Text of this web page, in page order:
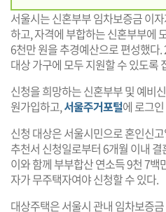
서울시는 신혼부부 임차보증금 이
하고, 자격에 부합하는 신혼부부에
6천만 원을 추경예산으로 편성했다
대상 가구에 모두 지원할 수 있도록
신청을 희망하는 신혼부부 및 예비
원가입하고,서울주거포털에 로그
신청 대상은 서울시민으로 혼인신
추천서 신청일로부터 6개월 이내
이와 함께 부부합산 연소득 9천 7백
자가 무주택자여야 신청할 수 있다.
대상주택은 서울시 관내 임차보증